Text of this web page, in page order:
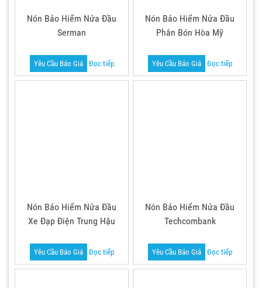
Nón Bảo Hiểm Nửa Đầu
Serman
Yêu Cầu Báo Giá Đọc tiếp
Nón Bảo Hiểm Nửa Đầu
Phân Bón Hòa Mỹ
Yêu Cầu Báo Giá Đọc tiếp
Nón Bảo Hiểm Nửa Đầu
Xe Đạp Điện Trung Hậu
Yêu Cầu Báo Giá Đọc tiếp
Nón Bảo Hiểm Nửa Đầu
Techcombank
Yêu Cầu Báo Giá Đọc tiếp